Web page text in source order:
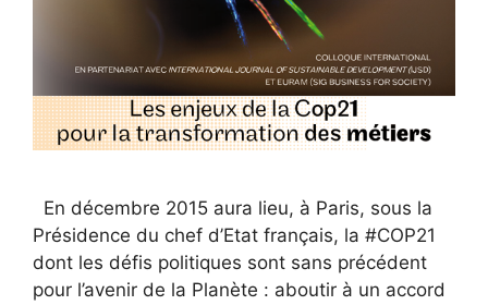
En décembre 2015 aura lieu, à Paris, sous la
Présidence du chef d’Etat français, la #COP21
dont les défis politiques sont sans précédent
pour l’avenir de la Planète : aboutir à un accord